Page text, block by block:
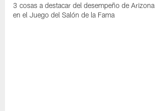
3 cosas a destacar del desempeño de Arizona
en el Juego del Salón de la Fama